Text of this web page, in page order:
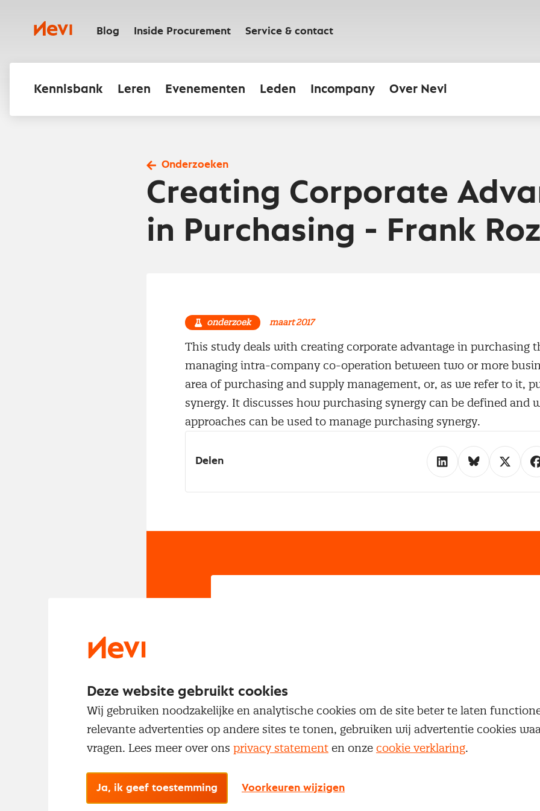
inhoudNevi Blog Inside Procurement Service & contact
Kennisbank Leren Evenementen Leden Incompany Over Nevi
Onderzoeken
Creating Corporate
in Purchasing - Frank
onderzoek maart 2017
This study deals with creating corporate advantage in purchasing
managing intra-company co-operation between two or more
area of purchasing and supply management, or, as we refer to it,
synergy. It discusses how purchasing synergy can be defined and
approaches can be used to manage purchasing synergy.
Delen
Inloggen
Deze website gebruikt cookies
Wij gebruiken noodzakelijke en analytische cookies om de site beter te laten
relevante advertenties op andere sites te tonen, gebruiken wij advertentie cookies
vragen. Lees meer over ons privacy statement en onze cookie verklaring.
Ja, ik geef toestemming Voorkeuren wijzigen